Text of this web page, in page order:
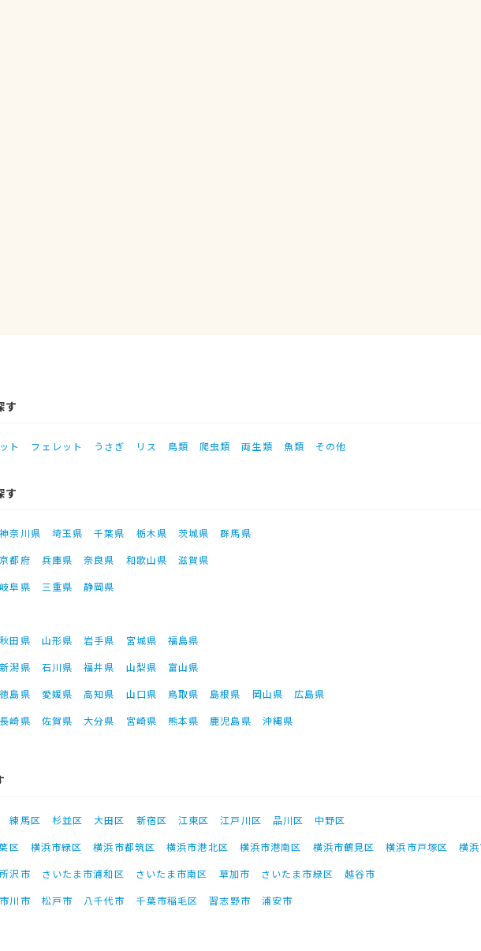
す
ト フェレット うさぎ リス 鳥類 爬虫類 両生類 魚類 その他
す
神奈川県 埼玉県 千葉県 栃木県 茨城県
群馬県
京都府 兵庫県 奈良県 和歌山県
滋賀県
岐阜県 三重県
静岡県
秋田県 山形県 岩手県 宮城県
福島県
新潟県 石川県 福井県 山梨県
富山県
徳島県 愛媛県 高知県 山口県 鳥取県 島根県 岡山県
広島県
長崎県 佐賀県 大分県 宮崎県 熊本県 鹿児島県 沖縄県
練馬区 杉並区 大田区 新宿区 江東区 江戸川区 品川区
中野区
区 横浜市緑区 横浜市都筑区 横浜市港北区 横浜市港南区 横浜市鶴見区 横浜市戸塚区
横
所沢市 さいたま市浦和区 さいたま市南区 草加市 さいたま市緑区
越谷市
市川市 松戸市 八千代市 千葉市稲毛区 習志野市 浦安市